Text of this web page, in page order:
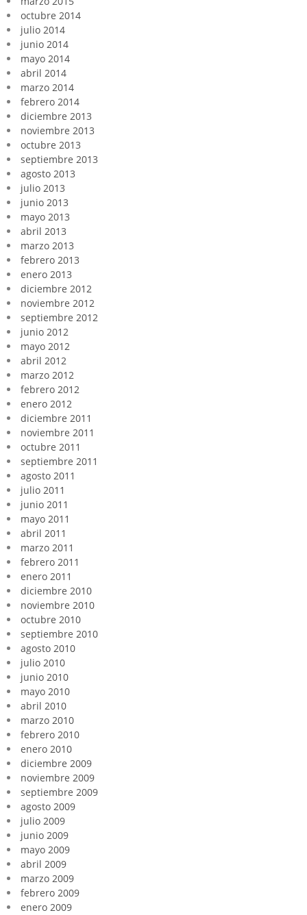
octubre 2014
julio 2014
junio 2014
mayo 2014
abril 2014
marzo 2014
febrero 2014
diciembre 2013
noviembre 2013
octubre 2013
septiembre 2013
agosto 2013
julio 2013
junio 2013
mayo 2013
abril 2013
marzo 2013
febrero 2013
enero 2013
diciembre 2012
noviembre 2012
septiembre 2012
junio 2012
mayo 2012
abril 2012
marzo 2012
febrero 2012
enero 2012
diciembre 2011
noviembre 2011
octubre 2011
septiembre 2011
agosto 2011
julio 2011
junio 2011
mayo 2011
abril 2011
marzo 2011
febrero 2011
enero 2011
diciembre 2010
noviembre 2010
octubre 2010
septiembre 2010
agosto 2010
julio 2010
junio 2010
mayo 2010
abril 2010
marzo 2010
febrero 2010
enero 2010
diciembre 2009
noviembre 2009
septiembre 2009
agosto 2009
julio 2009
junio 2009
mayo 2009
abril 2009
marzo 2009
febrero 2009
enero 2009